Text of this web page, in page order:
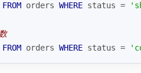
FROM orders WHERE status =
FROM orders WHERE status =